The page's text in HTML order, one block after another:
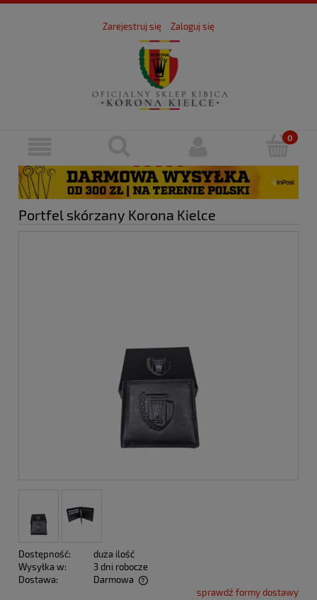
Zarejestruj się Zaloguj się
Portfel skórzany Korona Kielce
Dostępność:
duża ilość
Wysyłka w:
3 dni robocze
Dostawa:
Darmowa
Cena nie zawiera ewentualnych kosztów płatnościsprawdź formy dostawy